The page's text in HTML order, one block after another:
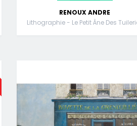
RENOUX ANDRE
Lithographie - Le Petit Âne Des